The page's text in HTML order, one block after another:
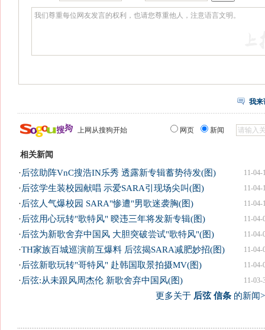
我来
上网从搜狗开始 网页 新闻
相关新闻
11-04-
·后弦助阵VnC搜浩IN乐秀 透露新专辑蓄势待发(图)
11-04-
·后弦学生装校园献唱 示爱SARA引现场尖叫(图)
11-04-
·后弦人气爆校园 SARA"惨遭"男歌迷袭胸(图)
11-04-
·后弦用心玩转"歌特风" 暌违三年将发新专辑(图)
11-04-
·后弦为新歌舍弃中国风 大胆突破尝试"歌特风"(图)
11-04-
·TH家族百城巡演前互爆料 后弦揭SARA减肥妙招(图)
11-04-
·后弦新歌玩转"哥特风" 赴韩国取景拍摄MV(图)
11-03-
·后弦:从未跟风周杰伦 新歌舍弃中国风(图)
更多关于 后弦 信条的新闻